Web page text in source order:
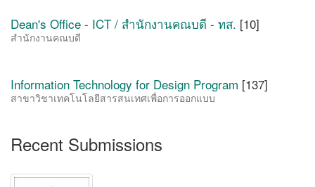
Dean's Office - ICT / สำนักงานคณบดี - ทส. [10]
สำนักงานคณบดี
Information Technology for Design Program [137]
สาขาวิชาเทคโนโลยีสารสนเทศเพื่อการออกแบบ
Recent Submissions